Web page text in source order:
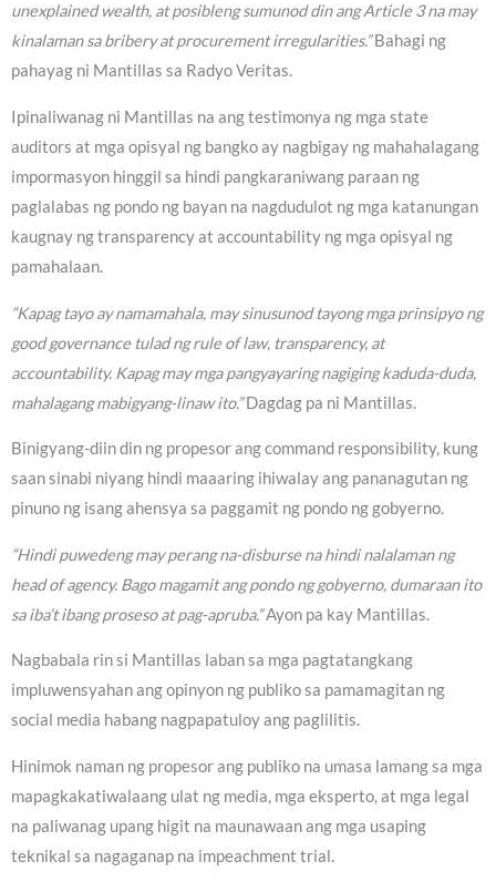
unexplained wealth, at posibleng sumunod din ang Article 3 na may
kinalaman sa bribery at procurement irregularities.”Bahagi ng
pahayag ni Mantillas sa Radyo Veritas.
Ipinaliwanag ni Mantillas na ang testimonya ng mga state
auditors at mga opisyal ng bangko ay nagbigay ng mahahalagang
impormasyon hinggil sa hindi pangkaraniwang paraan ng
paglalabas ng pondo ng bayan na nagdudulot ng mga katanungan
kaugnay ng transparency at accountability ng mga opisyal ng
pamahalaan.
“Kapag tayo ay namamahala, may sinusunod tayong mga prinsipyo ng
good governance tulad ng rule of law, transparency, at
accountability. Kapag may mga pangyayaring nagiging kaduda-duda,
mahalagang mabigyang-linaw ito.”Dagdag pa ni Mantillas.
Binigyang-diin din ng propesor ang command responsibility, kung
saan sinabi niyang hindi maaaring ihiwalay ang pananagutan ng
pinuno ng isang ahensya sa paggamit ng pondo ng gobyerno.
“Hindi puwedeng may perang na-disburse na hindi nalalaman ng
head of agency. Bago magamit ang pondo ng gobyerno, dumaraan ito
sa iba’t ibang proseso at pag-apruba.”Ayon pa kay Mantillas.
Nagbabala rin si Mantillas laban sa mga pagtatangkang
impluwensyahan ang opinyon ng publiko sa pamamagitan ng
social media habang nagpapatuloy ang paglilitis.
Hinimok naman ng propesor ang publiko na umasa lamang sa mga
mapagkakatiwalaang ulat ng media, mga eksperto, at mga legal
na paliwanag upang higit na maunawaan ang mga usaping
teknikal sa nagaganap na impeachment trial.